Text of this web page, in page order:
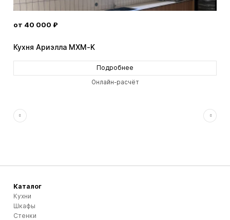
от 40 000 ₽
Кухня Ариэлла MXM-K
Подробнее
Онлайн-расчёт
Каталог
Кухни
Шкафы
Стенки